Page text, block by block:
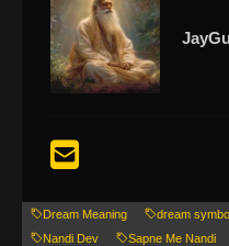
Dream Meaning dream
Nandi Dev
Sapne Me Nandi